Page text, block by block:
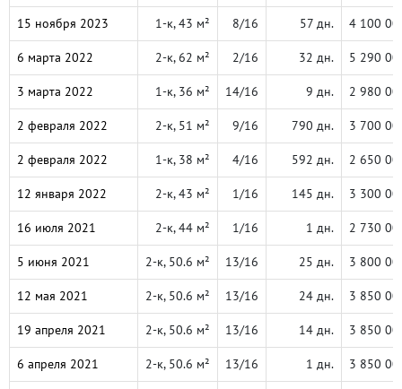
15 ноября 2023 1-к, 43 м² 8/16 57 дн. 4 100
6 марта 2022 2-к, 62 м² 2/16 32 дн. 5 290
3 марта 2022 1-к, 36 м² 14/16 9 дн. 2 980
2 февраля 2022 2-к, 51 м² 9/16 790 дн. 3 700
2 февраля 2022 1-к, 38 м² 4/16 592 дн. 2 650
12 января 2022 2-к, 43 м² 1/16 145 дн. 3 300
16 июля 2021 2-к, 44 м² 1/16 1 дн. 2 730
5 июня 2021 2-к, 50.6 м² 13/16 25 дн. 3 800
12 мая 2021 2-к, 50.6 м² 13/16 24 дн. 3 850
19 апреля 2021 2-к, 50.6 м² 13/16 14 дн. 3 850
6 апреля 2021 2-к, 50.6 м² 13/16 1 дн. 3 850